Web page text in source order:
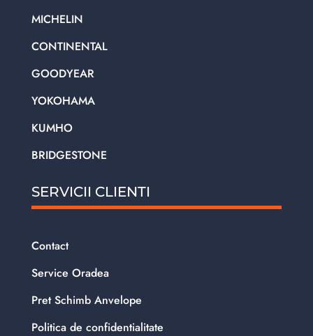
MICHELIN
CONTINENTAL
GOODYEAR
YOKOHAMA
KUMHO
BRIDGESTONE
SERVICII CLIENTI
Contact
Service Oradea
Pret Schimb Anvelope
Politica de confidentialitate